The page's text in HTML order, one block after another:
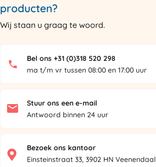
producten?
Wij staan u graag te woord.
Bel ons +31 (0)318 520 298
ma t/m vr tussen 08:00 en 17:00 uur
Stuur ons een e-mail
Antwoord binnen 24 uur
Bezoek ons kantoor
Einsteinstraat 33, 3902 HN Veenendaal